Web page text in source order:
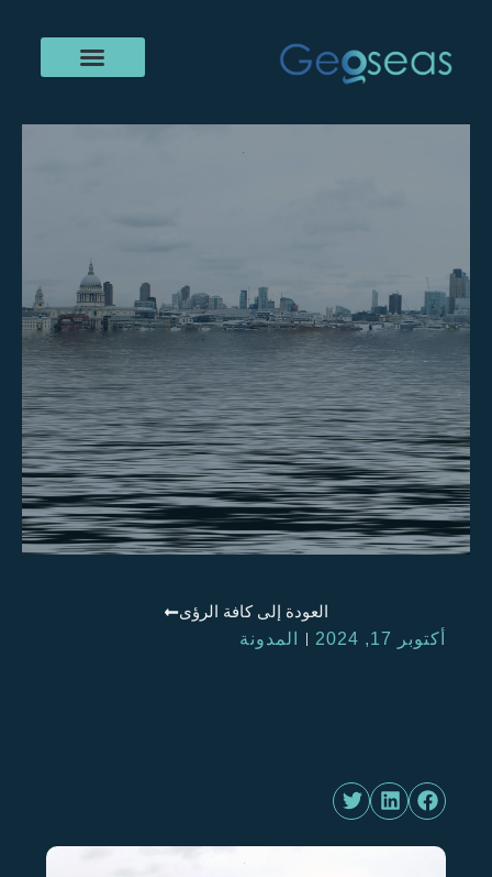
المحتوى
العودة إلى كافة الرؤى
أكتوبر 17, 2024 المدونة